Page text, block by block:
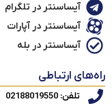
آیساسنتر در تلگرام
آیساسنتر در آپارات
آیساسنتر در بله
راه‌های ارتباطی
تلفن: 02188019550